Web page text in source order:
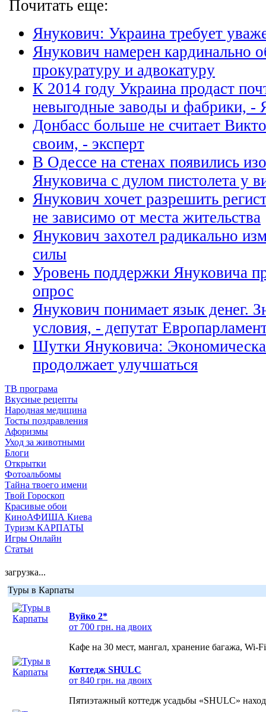
Почитать еще:
Янукович: Украина требует
Янукович намерен кардинально
прокуратуру и адвокатуру
К 2014 году Украина продаст
невыгодные заводы и фабрики, -
Донбасс больше не считает
своим, - эксперт
В Одессе на стенах появились
Януковича с дулом пистолета у
Янукович хочет разрешить
не зависимо от места жительства
Янукович захотел радикально
силы
Уровень поддержки Януковича
опрос
Янукович понимает язык денег.
условия, - депутат
Шутки Януковича:
продолжает улучшаться
ТВ програма
Вкусные рецепты
Народная медицина
Тосты поздравления
Афоризмы
Уход за животными
Блоги
Открытки
Фотоальбомы
Тайна твоего имени
Твой Гороскоп
Красивые обои
КиноАФИША Киева
Туризм КАРПАТЫ
Игры Онлайн
Статьи
загрузка...
Туры в Карпаты
Вуйко 2*
от 700 грн. на двоих
Кафе на 30 мест, мангал, хранение багажа, Wi-
Коттедж SHULC
от 840 грн. на двоих
Пятиэтажный коттедж усадьбы «SHULC»